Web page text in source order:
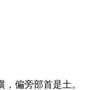
偏旁部首是土。